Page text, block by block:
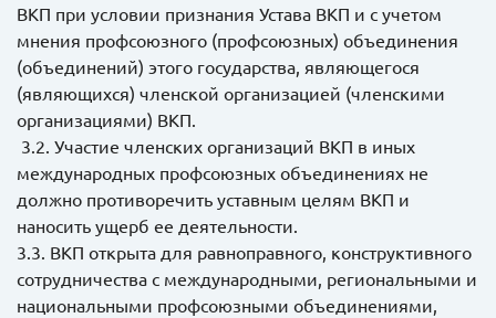
ВКП при условии признания Устава ВКП и с учетом
мнения профсоюзного (профсоюзных) объединения
(объединений) этого государства, являющегося
(являющихся) членской организацией (членскими
организациями) ВКП.
3.2. Участие членских организаций ВКП в иных
международных профсоюзных объединениях не
должно противоречить уставным целям ВКП и
наносить ущерб ее деятельности.
3.3. ВКП открыта для равноправного, конструктивного
сотрудничества с международными, региональными и
национальными профсоюзными объединениями,